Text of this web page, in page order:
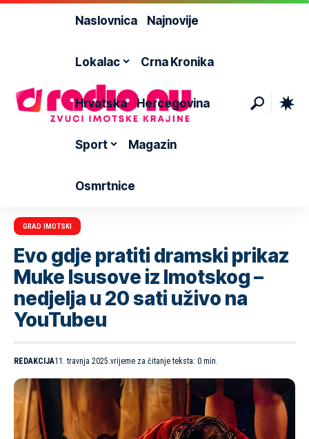
Naslovnica Najnovije
Lokalac Crna Kronika
Hrvatska Hercegovina
Sport Magazin
Osmrtnice
GRAD IMOTSKI
Evo gdje pratiti dramski prikaz
Muke Isusove iz Imotskog –
nedjelja u 20 sati uživo na
YouTubeu
REDAKCIJA11. travnja 2025.vrijeme za čitanje teksta: 0 min.